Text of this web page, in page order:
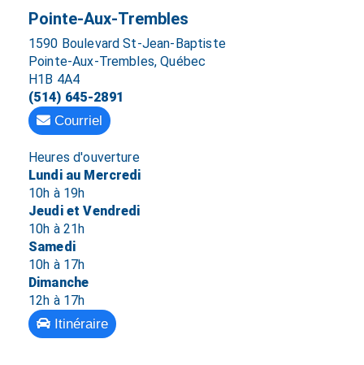
Pointe-Aux-Trembles
1590 Boulevard St-Jean-Baptiste
Pointe-Aux-Trembles, Québec
H1B 4A4
(514) 645-2891
Courriel
Heures d'ouverture
Lundi au Mercredi
10h à 19h
Jeudi et Vendredi
10h à 21h
Samedi
10h à 17h
Dimanche
12h à 17h
Itinéraire